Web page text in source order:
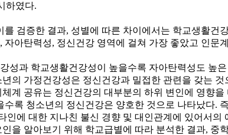
하였다.
검증한 결과, 성별에 따른 차이에서는 학교생활건
아탄력성, 정신건강 영역에 걸쳐 가장 좋았고 인문
성과 학교생활건강성이 높을수록 자아탄력성도 높
의 가정건강성은 정신건강과 밀접한 관련을 갖는
계 공유는 정신건강의 대부분의 하위 변인에 영향
록 청소년의 정신건강은 양호한 것으로 나타났다.
에 대한 지나친 불신 경향 및 대인관계에 있어서의
을 알아보기 위해 학교급별에 따라 분석한 결과, 중